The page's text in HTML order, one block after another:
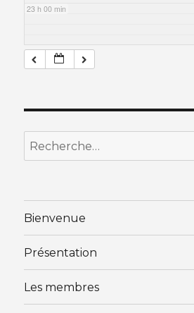
23 h 00 min
Recherche
pour
Bienvenue
Présentation
Les membres